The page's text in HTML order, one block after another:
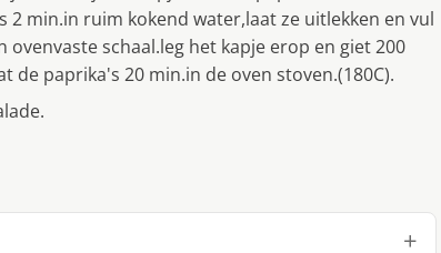
min.in ruim kokend water,laat ze uitlekken en vul
schaal.leg het kapje erop en giet 200
de paprika's 20 min.in de oven stoven.(180C).